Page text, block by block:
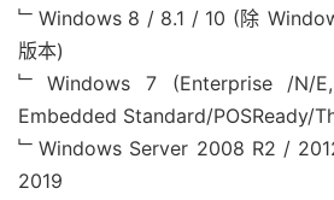
﹂Windows 8 / 8.1 / 10 (除
版本)
﹂Windows 7 (Enterprise /N/
Embedded Standard/POSReady/
﹂Windows Server 2008 R2 /
2019